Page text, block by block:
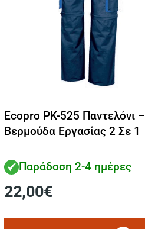
Ecopro PK-525 Παντελόνι –
Βερμούδα Εργασίας 2 Σε 1
Παράδοση 2-4 ημέρες
22,00€